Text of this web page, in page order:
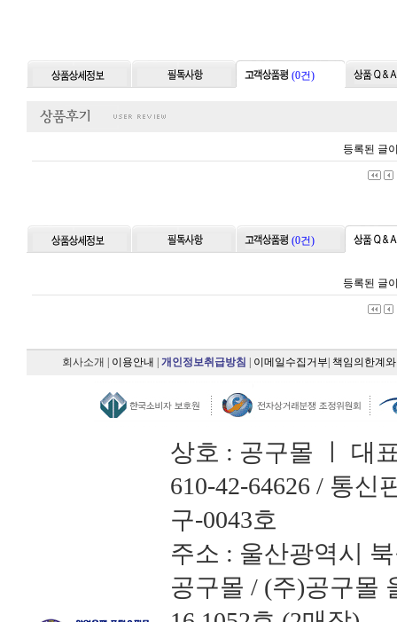
(0건)
등록된 글
(0건)
등록된 글
회사소개 이용안내 개인정보취급방침 이메일수집거부 책임의한계
상호 : 공구몰 ㅣ 대
610-42-64626 / 통신
구-0043호
주소 : 울산광역시
공구몰 / (주)공구몰